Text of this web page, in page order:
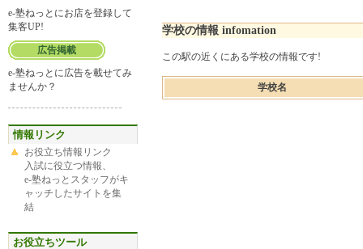
e-塾ねっとにお店を登録して
集客UP!
広告掲載
e-塾ねっとに広告を載せてみ
ませんか？
情報リンク
お役立ち情報リンク
入試に役立つ情報、
e-塾ねっとスタッフがキ
ャッチしたサイトを集
結
お役立ちツール
学校の情報 infomation
この駅の近くにある学校の情報です!
学校名